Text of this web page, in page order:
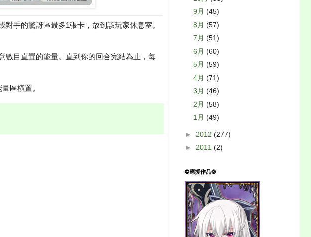
對手的驚訝區最多1張卡，放到該玩家休息室。
數目直置的能量。直到你的回合完結為止，每
區橫置。
9月 (45)
8月 (57)
7月 (51)
6月 (60)
5月 (59)
4月 (71)
3月 (46)
2月 (58)
1月 (49)
► 2012 (277)
► 2011 (2)
❂應援作品❂